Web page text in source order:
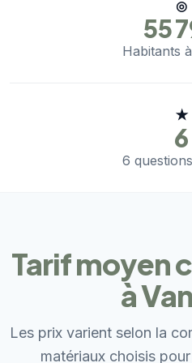
◎
55
Habitants
★
6
6
Tarif moyen
à
Les prix varient selon la
matériaux choisis